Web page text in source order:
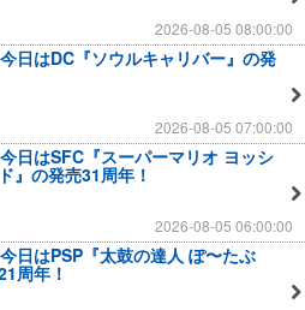
2026-08-05 08:00:00
今日はDC『ソウルキャリバー』の発
2026-08-05 07:00:00
今日はSFC『スーパーマリオ ヨッシ
』の発売31周年！
2026-08-05 06:00:00
今日はPSP『太鼓の達人 ぽ〜たぶ
周年！